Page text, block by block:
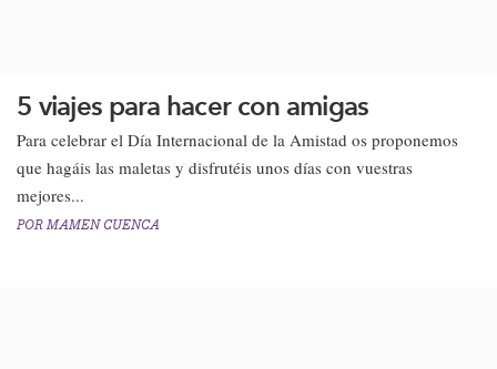
5 viajes para hacer con amigas
​Para celebrar el Día Internacional de la Amistad os proponemos
que hagáis las maletas y disfrutéis unos días​ con vuestras
mejores...
POR MAMEN CUENCA